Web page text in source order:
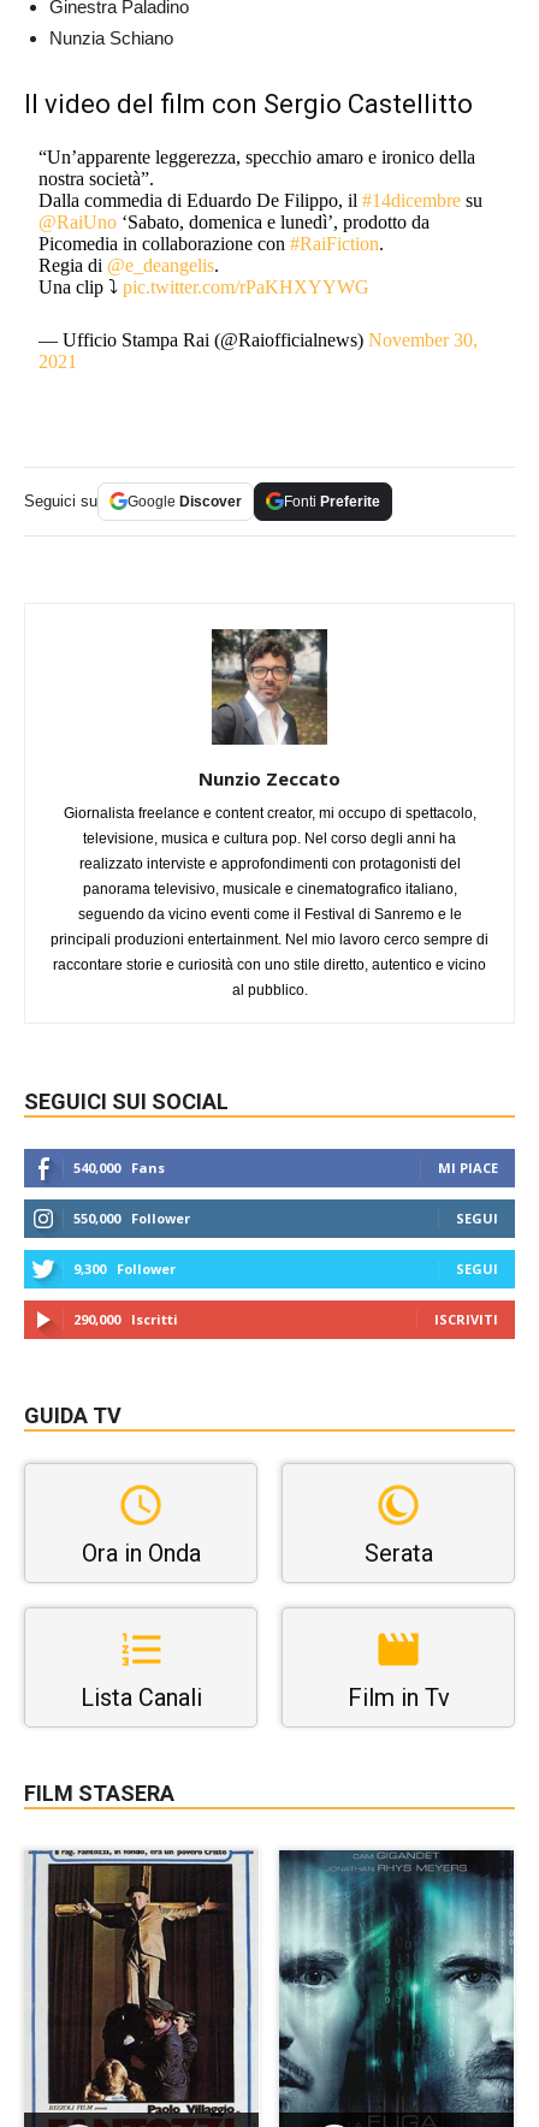
Ginestra Paladino
Nunzia Schiano
Il video del film con Sergio Castellitto
“Un’apparente leggerezza, specchio amaro e ironico della
nostra società”.
Dalla commedia di Eduardo De Filippo, il#14dicembre su
@RaiUno ‘Sabato, domenica e lunedì’, prodotto da
Picomedia in collaborazione con#RaiFiction.
Regia di @e_deangelis.
Una clip ⤵️pic.twitter.com/rPaKHXYYWG
— Ufficio Stampa Rai (@Raiofficialnews)November 30,
2021
Seguici su Google Discover Fonti Preferite
Nunzio Zeccato
Giornalista freelance e content creator, mi occupo di spettacolo,
televisione, musica e cultura pop. Nel corso degli anni ha
realizzato interviste e approfondimenti con protagonisti del
panorama televisivo, musicale e cinematografico italiano,
seguendo da vicino eventi come il Festival di Sanremo e le
principali produzioni entertainment. Nel mio lavoro cerco sempre di
raccontare storie e curiosità con uno stile diretto, autentico e vicino
al pubblico.
SEGUICI SUI SOCIAL
540,000 Fans MI PIACE
550,000 Follower SEGUI
9,300 Follower SEGUI
290,000 Iscritti ISCRIVITI
GUIDA TV
Ora in Onda Serata
Lista Canali Film in Tv
FILM STASERA